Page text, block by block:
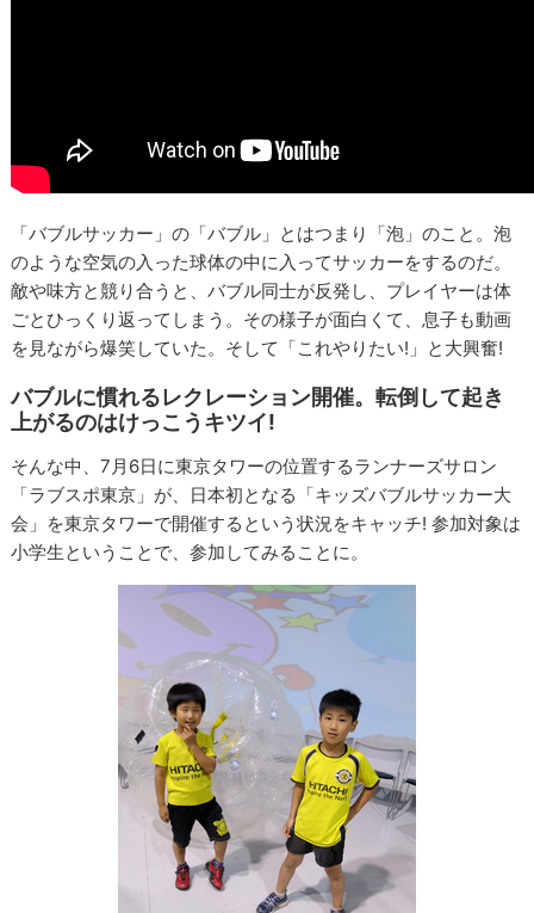
「バブルサッカー」の「バブル」とはつまり「泡」のこと。泡
のような空気の入った球体の中に入ってサッカーをするのだ。
敵や味方と競り合うと、バブル同士が反発し、プレイヤーは体
ごとひっくり返ってしまう。その様子が面白くて、息子も動画
を見ながら爆笑していた。そして「これやりたい!」と大興奮!
バブルに慣れるレクレーション開催。転倒して起き
上がるのはけっこうキツイ!
そんな中、7月6日に東京タワーの位置するランナーズサロン
「ラブスポ東京」が、日本初となる「キッズバブルサッカー大
会」を東京タワーで開催するという状況をキャッチ! 参加対象は
小学生ということで、参加してみることに。